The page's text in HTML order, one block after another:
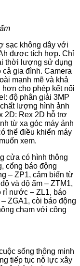
sạc không dây với
được tích hợp. Chỉ
thời lượng sử dụng
cả gia đình. Camera
mạnh mẽ và khả
cho phép kết nối
độ phân giải 3MP
lượng hình ảnh
2D: Rex 2D hỗ trợ
từ xa góc máy ảnh
thể điều khiển máy
xem.
cửa có hình thông
cổng báo động
– ZP1, cảm biến từ
và độ ẩm – ZTM1,
rỉ nước – ZL1, báo
ZGA1, còi báo động
chạm với công
sống thông minh
tiếp tục nỗ lực xây